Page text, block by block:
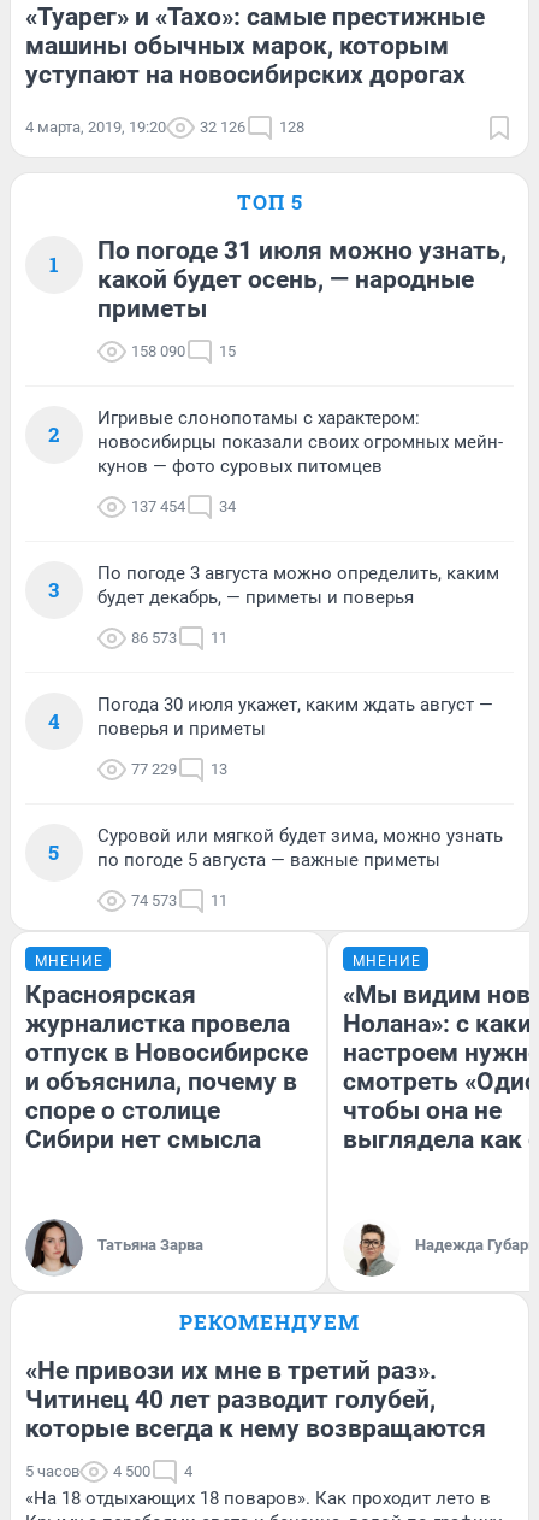
«Туарег» и «Тахо»: самые престижные
машины обычных марок, которым
уступают на новосибирских дорогах
4 марта, 2019, 19:20 32 126 128
ТОП 5
1
По погоде 31 июля можно узнать,
какой будет осень, — народные
приметы
158 090 15
2
Игривые слонопотамы с характером:
новосибирцы показали своих огромных мейн-
кунов — фото суровых питомцев
137 454 34
3
По погоде 3 августа можно определить, каким
будет декабрь, — приметы и поверья
86 573 11
4
Погода 30 июля укажет, каким ждать август —
поверья и приметы
77 229 13
5
Суровой или мягкой будет зима, можно узнать
по погоде 5 августа — важные приметы
74 573 11
МНЕНИЕ
Красноярская
журналистка провела
отпуск в Новосибирске
и объяснила, почему в
споре о столице
Сибири нет смысла
Татьяна Зарва
МНЕНИЕ
«Мы видим
Нолана»: с
настроем
смотреть
чтобы она не
выглядела как
Надежда Губарь
РЕКОМЕНДУЕМ
«Не привози их мне в третий раз».
Читинец 40 лет разводит голубей,
которые всегда к нему возвращаются
5 часов 4 500 4
«На 18 отдыхающих 18 поваров». Как проходит лето в